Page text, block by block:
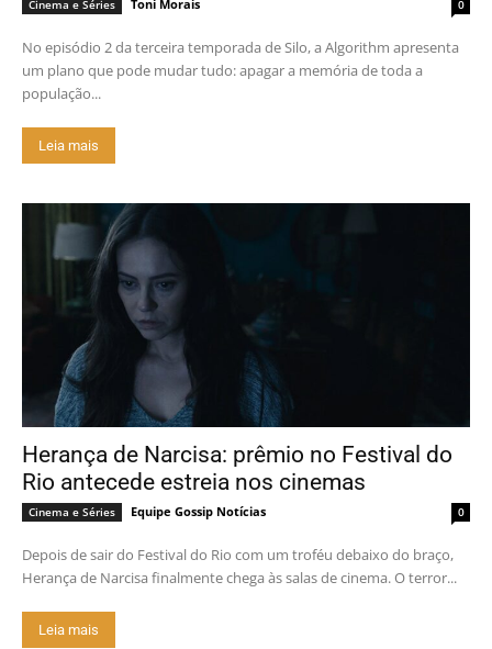
Cinema e Séries Toni Morais 0
No episódio 2 da terceira temporada de Silo, a Algorithm apresenta
um plano que pode mudar tudo: apagar a memória de toda a
população...
Leia mais
Herança de Narcisa: prêmio no Festival do
Rio antecede estreia nos cinemas
Cinema e Séries Equipe Gossip Notícias 0
Depois de sair do Festival do Rio com um troféu debaixo do braço,
Herança de Narcisa finalmente chega às salas de cinema. O terror...
Leia mais